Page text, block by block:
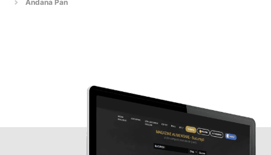
Andana Pan